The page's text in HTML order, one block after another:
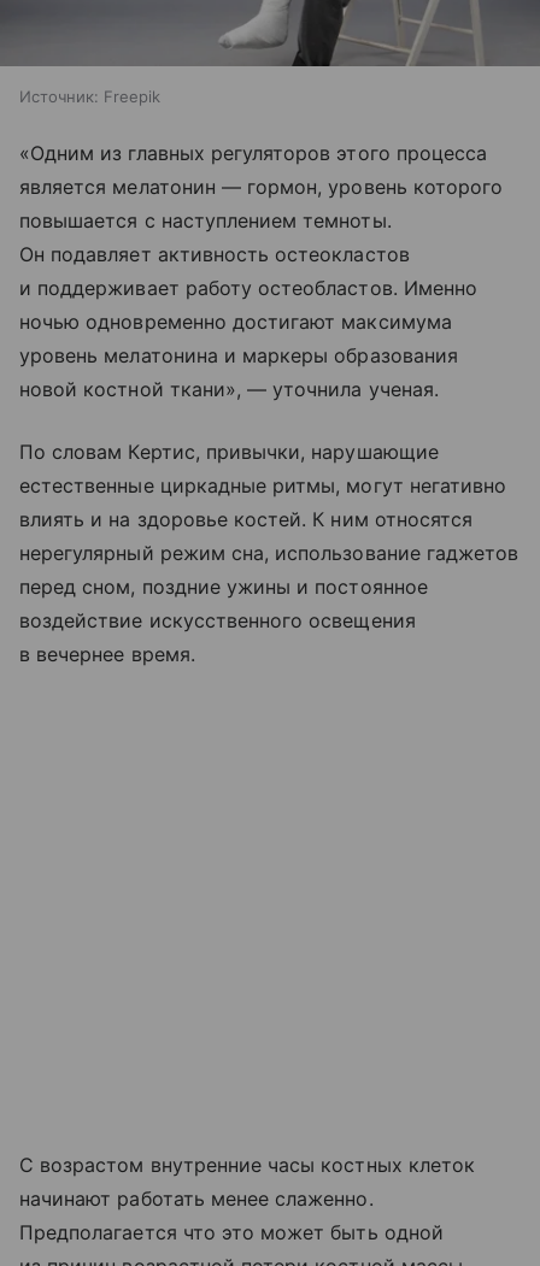
Источник: Freepik
«Одним из главных регуляторов этого процесса
является мелатонин — гормон, уровень которого
повышается с наступлением темноты.
Он подавляет активность остеокластов
и поддерживает работу остеобластов. Именно
ночью одновременно достигают максимума
уровень мелатонина и маркеры образования
новой костной ткани», — уточнила ученая.
По словам Кертис, привычки, нарушающие
естественные циркадные ритмы, могут негативно
влиять и на здоровье костей. К ним относятся
нерегулярный режим сна, использование гаджетов
перед сном, поздние ужины и постоянное
воздействие искусственного освещения
в вечернее время.
С возрастом внутренние часы костных клеток
начинают работать менее слаженно.
Предполагается что это может быть одной